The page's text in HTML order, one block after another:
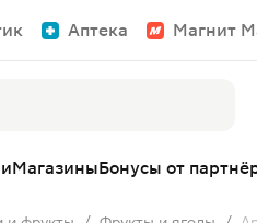
Аптека Магнит
МагазиныБонусы от